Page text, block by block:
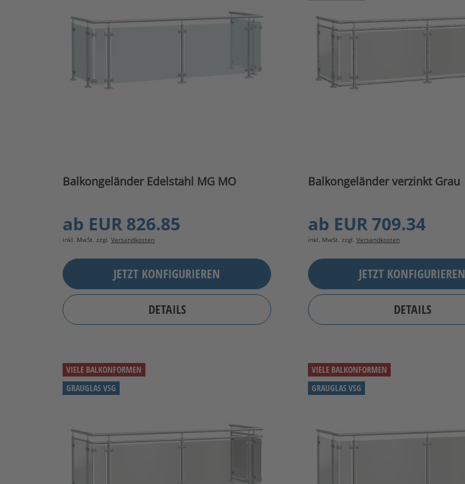
Balkongeländer Edelstahl MG MO
ab EUR 826.85
inkl. MwSt. zzgl. Versandkosten
JETZT KONFIGURIEREN
DETAILS
Balkongeländer verzinkt Grau
ab EUR 709.34
inkl. MwSt. zzgl. Versandkosten
JETZT KONFIGURIEREN
DETAILS
VIELE BALKONFORMEN
GRAUGLAS VSG
VIELE BALKONFORMEN
GRAUGLAS VSG